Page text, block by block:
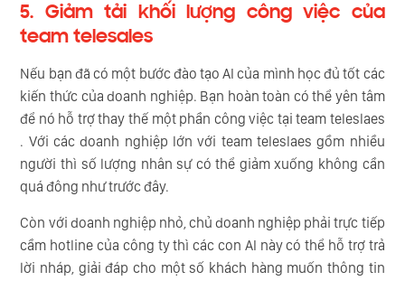
5. Giảm tải khối lượng công việc của
team telesales
Nếu bạn đã có một bước đào tạo AI của mình học đủ tốt các
kiến thức của doanh nghiệp. Bạn hoàn toàn có thể yên tâm
để nó hỗ trợ thay thế một phần công việc tại team teleslaes
. Với các doanh nghiệp lớn với team teleslaes gồm nhiều
người thì số lượng nhân sự có thể giảm xuống không cần
quá đông như trước đây.
Còn với doanh nghiệp nhỏ, chủ doanh nghiệp phải trực tiếp
cầm hotline của công ty thì các con AI này có thể hỗ trợ trả
lời nháp, giải đáp cho một số khách hàng muốn thông tin